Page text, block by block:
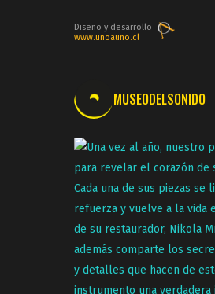
Diseño y desarrollo
www.unoauno.cl
MUSEODELSONIDO